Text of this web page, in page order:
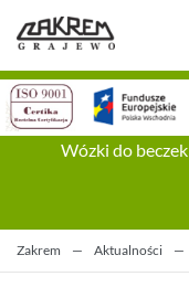
Wózki do beczek
Zakrem — Aktualności —